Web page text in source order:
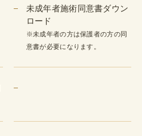
未成年者施術同意書ダウン
ロード
※未成年者の方は保護者の方の同
意書が必要になります。